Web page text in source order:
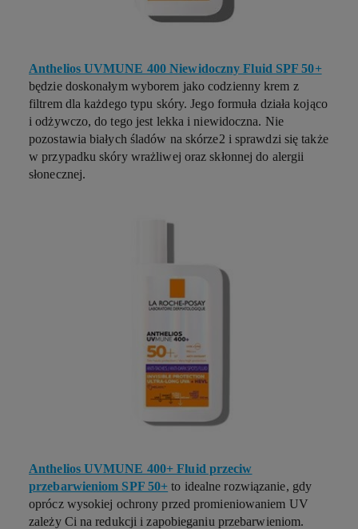
Anthelios UVMUNE 400 Niewidoczny Fluid SPF 50+
będzie doskonałym wyborem jako codzienny krem z
filtrem dla każdego typu skóry. Jego formuła działa kojąco
i odżywczo, do tego jest lekka i niewidoczna. Nie
pozostawia białych śladów na skórze2 i sprawdzi się także
w przypadku skóry wrażliwej oraz skłonnej do alergii
słonecznej.
Anthelios UVMUNE 400+ Fluid przeciw
przebarwieniom SPF 50+ to idealne rozwiązanie, gdy
oprócz wysokiej ochrony przed promieniowaniem UV
zależy Ci na redukcji i zapobieganiu przebarwieniom.